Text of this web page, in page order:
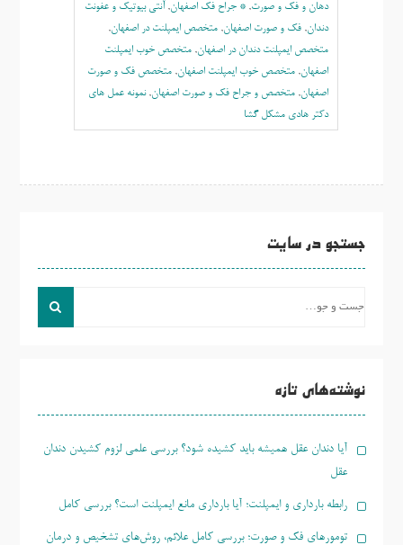
دهان و فک و صورت, * جراح فک اصفهان, آنتی بیوتیک و عفونت
دندان, فک و صورت اصفهان, متخصص ایمپلنت در اصفهان,
متخصص ایمپلنت دندان در اصفهان, متخصص خوب ايمپلنت
اصفهان, متخصص خوب ایمپلنت اصفهان, متخصص فک و صورت
اصفهان, متخصص و جراح فک و صورت اصفهان,نمونه عمل های
دکتر هادی مشکل گشا
جستجو در سایت
نوشته‌های تازه
آیا دندان عقل همیشه باید کشیده شود؟ بررسی علمی لزوم کشیدن دندان
عقل
رابطه بارداری و ایمپلنت؛ آیا بارداری مانع ایمپلنت است؟ بررسی کامل
تومورهای فک و صورت؛ بررسی کامل علائم، روش‌های تشخیص و درمان